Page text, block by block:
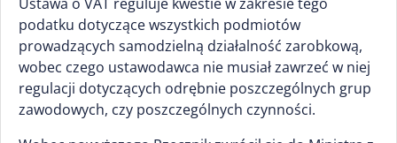
podatku dotyczące wszystkich podmiotów
prowadzących samodzielną działalność zarobkową,
wobec czego ustawodawca nie musiał zawrzeć w niej
regulacji dotyczących odrębnie poszczególnych grup
zawodowych, czy poszczególnych czynności.